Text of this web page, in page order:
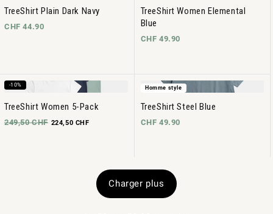
TreeShirt Plain Dark Navy
CHF 44.90
TreeShirt Women Elemental
Blue
CHF 49.90
-10%
TreeShirt Women 5-Pack
249,50 CHF 224,50 CHF
Homme style
TreeShirt Steel Blue
CHF 49.90
Charger plus